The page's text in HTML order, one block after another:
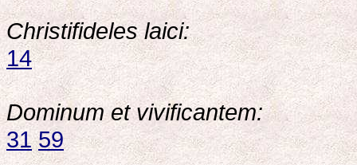
Christifideles laici:
14
Dominum et vivificantem:
31 59